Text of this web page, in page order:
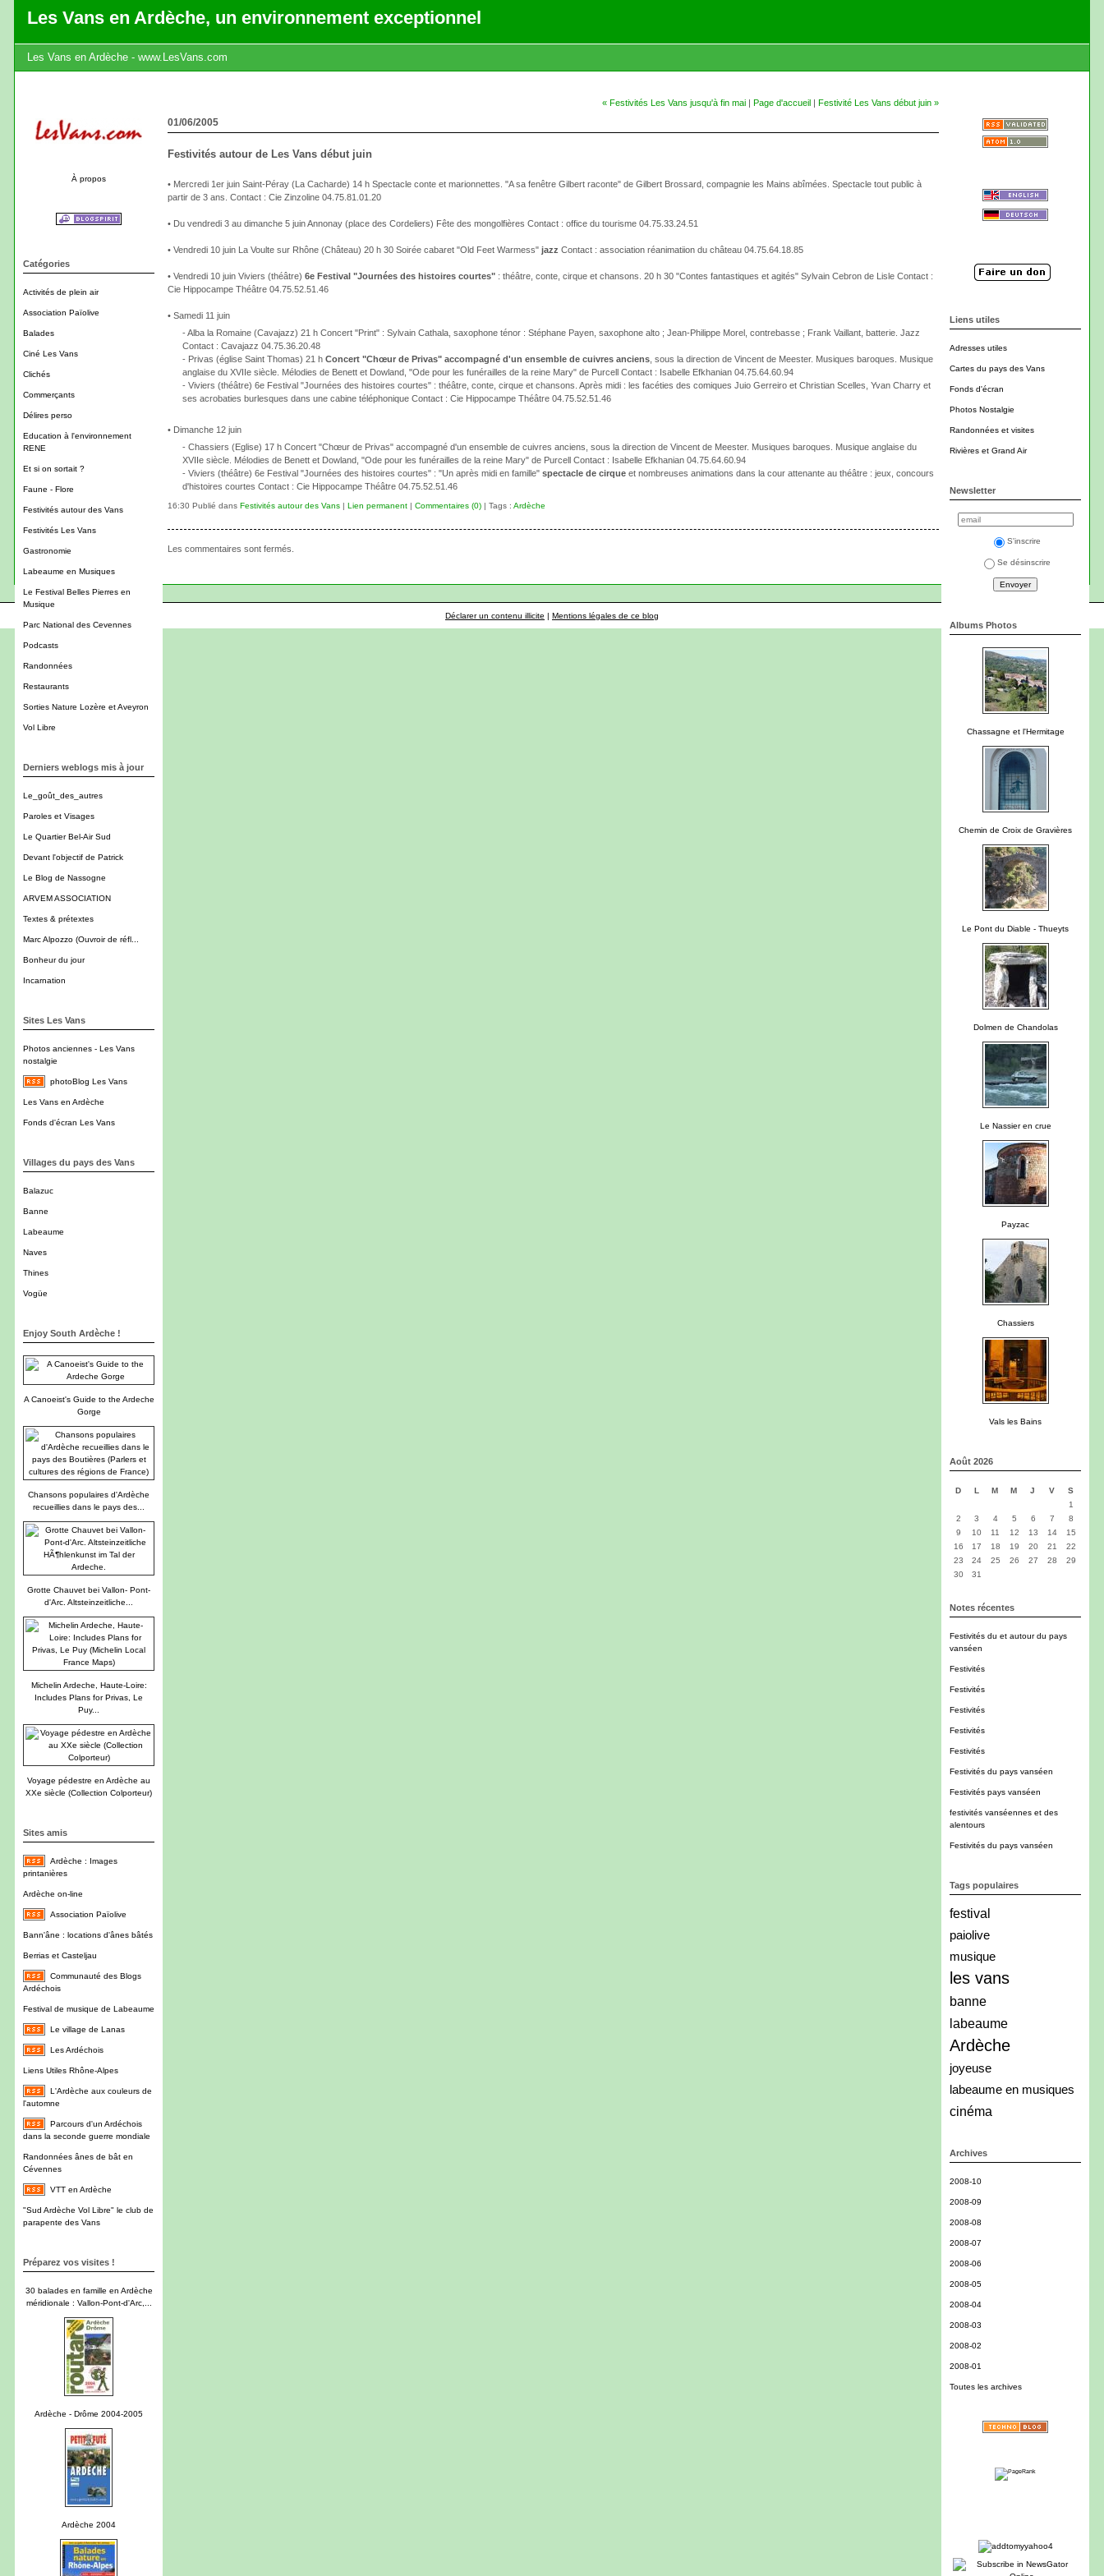
Les Vans en Ardèche, un environnement exceptionnel
Les Vans en Ardèche - www.LesVans.com
À propos
Catégories
Activités de plein air
Association Païolive
Balades
Ciné Les Vans
Clichés
Commerçants
Délires perso
Education à l'environnement
RENE
Et si on sortait ?
Faune - Flore
Festivités autour des Vans
Festivités Les Vans
Gastronomie
Labeaume en Musiques
Le Festival Belles Pierres en
Musique
Parc National des Cevennes
Podcasts
Randonnées
Restaurants
Sorties Nature Lozère et Aveyron
Vol Libre
Derniers weblogs mis à jour
Le_goût_des_autres
Paroles et Visages
Le Quartier Bel-Air Sud
Devant l'objectif de Patrick
Le Blog de Nassogne
ARVEM ASSOCIATION
Textes & prétextes
Marc Alpozzo (Ouvroir de réfl...
Bonheur du jour
Incarnation
Sites Les Vans
Photos anciennes - Les Vans
nostalgie
photoBlog Les Vans
Les Vans en Ardèche
Fonds d'écran Les Vans
Villages du pays des Vans
Balazuc
Banne
Labeaume
Naves
Thines
Vogüe
Enjoy South Ardèche !
A Canoeist's Guide to the Ardeche
Gorge
Chansons populaires d'Ardèche
recueillies dans le pays des...
Grotte Chauvet bei Vallon- Pont-
d'Arc. Altsteinzeitliche...
Michelin Ardeche, Haute-Loire:
Includes Plans for Privas, Le
Puy...
Voyage pédestre en Ardèche au
XXe siècle (Collection Colporteur)
Sites amis
Ardèche : Images
printanières
Ardèche on-line
Association Païolive
Bann'âne : locations d'ânes bâtés
Berrias et Casteljau
Communauté des Blogs
Ardéchois
Festival de musique de Labeaume
Le village de Lanas
Les Ardéchois
Liens Utiles Rhône-Alpes
L'Ardèche aux couleurs de
l'automne
Parcours d'un Ardéchois
dans la seconde guerre mondiale
Randonnées ânes de bât en
Cévennes
VTT en Ardèche
"Sud Ardèche Vol Libre" le club de
parapente des Vans
Préparez vos visites !
30 balades en famille en Ardèche
méridionale : Vallon-Pont-d'Arc,...
Ardèche - Drôme 2004-2005
Ardèche 2004
Liens utiles
Adresses utiles
Cartes du pays des Vans
Fonds d'écran
Photos Nostalgie
Randonnées et visites
Rivières et Grand Air
Newsletter
S'inscrire
Se désinscrire
Albums Photos
Chassagne et l'Hermitage
Chemin de Croix de Gravières
Le Pont du Diable - Thueyts
Dolmen de Chandolas
Le Nassier en crue
Payzac
Chassiers
Vals les Bains
Août 2026
D L M M J V
S
1
2
3 4 5 6 7
8
9
10 11 12 13 14
15
16
17 18 19 20 21
22
23
24 25 26 27 28
29
30
31
Notes récentes
Festivités du et autour du pays
vanséen
Festivités
Festivités
Festivités
Festivités
Festivités
Festivités du pays vanséen
Festivités pays vanséen
festivités vanséennes et des
alentours
Festivités du pays vanséen
Tags populaires
festival
paiolive
musique
les vans
banne
labeaume
Ardèche
joyeuse
labeaume en musiques
cinéma
Archives
2008-10
2008-09
2008-08
2008-07
2008-06
2008-05
2008-04
2008-03
2008-02
2008-01
Toutes les archives
« Festivités Les Vans jusqu'à fin mai | Page d'accueil | Festivité Les Vans début juin »
01/06/2005
Festivités autour de Les Vans début juin
• Mercredi 1er juin Saint-Péray (La Cacharde) 14 h Spectacle conte et marionnettes. "A sa fenêtre Gilbert raconte" de Gilbert Brossard, compagnie les Mains abîmées. Spectacle tout public à
partir de 3 ans. Contact : Cie Zinzoline 04.75.81.01.20
• Du vendredi 3 au dimanche 5 juin Annonay (place des Cordeliers) Fête des mongolfières Contact : office du tourisme 04.75.33.24.51
• Vendredi 10 juin La Voulte sur Rhône (Château) 20 h 30 Soirée cabaret "Old Feet Warmess" jazz Contact : association réanimatiion du château 04.75.64.18.85
• Vendredi 10 juin Viviers (théâtre) 6e Festival "Journées des histoires courtes" : théâtre, conte, cirque et chansons. 20 h 30 "Contes fantastiques et agités" Sylvain Cebron de Lisle Contact :
Cie Hippocampe Théâtre 04.75.52.51.46
• Samedi 11 juin
- Alba la Romaine (Cavajazz) 21 h Concert "Print" : Sylvain Cathala, saxophone ténor : Stéphane Payen, saxophone alto ; Jean-Philippe Morel, contrebasse ; Frank Vaillant, batterie. Jazz
Contact : Cavajazz 04.75.36.20.48
- Privas (église Saint Thomas) 21 h Concert "Chœur de Privas" accompagné d'un ensemble de cuivres anciens , sous la direction de Vincent de Meester. Musiques baroques. Musique
anglaise du XVIIe siècle. Mélodies de Benett et Dowland, "Ode pour les funérailles de la reine Mary" de Purcell Contact : Isabelle Efkhanian 04.75.64.60.94
- Viviers (théâtre) 6e Festival "Journées des histoires courtes" : théâtre, conte, cirque et chansons. Après midi : les facéties des comiques Juio Gerreiro et Christian Scelles, Yvan Charry et
ses acrobaties burlesques dans une cabine téléphonique Contact : Cie Hippocampe Théâtre 04.75.52.51.46
• Dimanche 12 juin
- Chassiers (Eglise) 17 h Concert "Chœur de Privas" accompagné d'un ensemble de cuivres anciens, sous la direction de Vincent de Meester. Musiques baroques. Musique anglaise du
XVIIe siècle. Mélodies de Benett et Dowland, "Ode pour les funérailles de la reine Mary" de Purcell Contact : Isabelle Efkhanian 04.75.64.60.94
- Viviers (théâtre) 6e Festival "Journées des histoires courtes" : "Un après midi en famille" spectacle de cirque et nombreuses animations dans la cour attenante au théâtre : jeux, concours
d'histoires courtes Contact : Cie Hippocampe Théâtre 04.75.52.51.46
16:30 Publié dans Festivités autour des Vans | Lien permanent | Commentaires (0) | Tags : Ardèche
Les commentaires sont fermés.
Déclarer un contenu illicite | Mentions légales de ce blog